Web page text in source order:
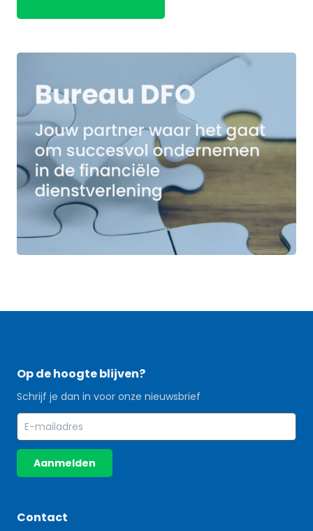
Op de hoogte blijven?
Schrijf je dan in voor onze nieuwsbrief
Aanmelden
Contact